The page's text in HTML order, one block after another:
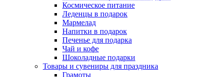
Космическое питание
Леденцы в подарок
Мармелад
Напитки в подарок
Печенье для подарка
Чай и кофе
Шоколадные подарки
Товары и сувениры для праздника
Грамоты